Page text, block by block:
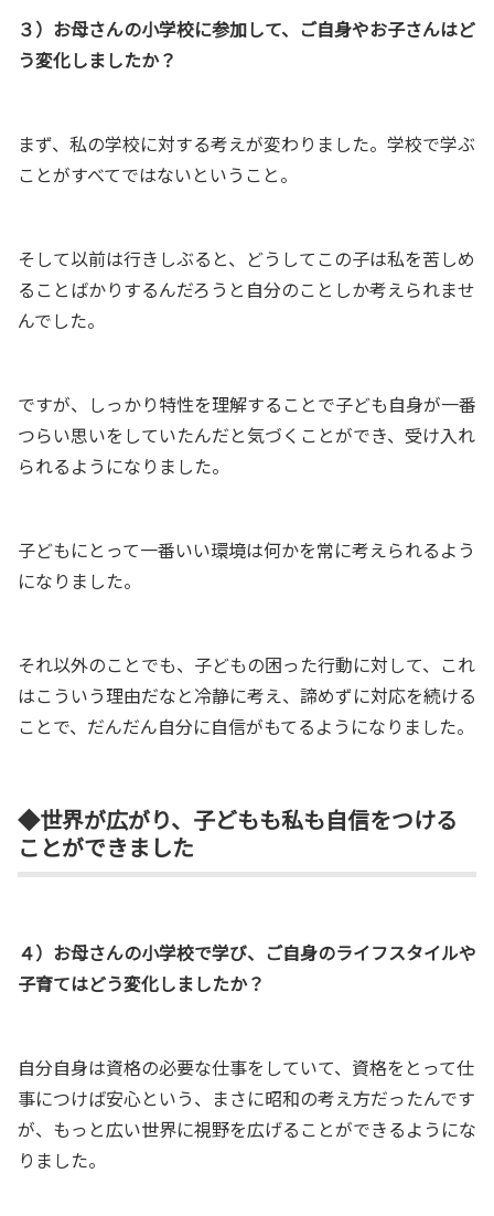
３）お母さんの小学校に参加して、ご自身やお子さんはど
う変化しましたか？
まず、私の学校に対する考えが変わりました。学校で学ぶ
ことがすべてではないということ。
そして以前は行きしぶると、どうしてこの子は私を苦しめ
ることばかりするんだろうと自分のことしか考えられませ
んでした。
ですが、しっかり特性を理解することで子ども自身が一番
つらい思いをしていたんだと気づくことができ、受け入れ
られるようになりました。
子どもにとって一番いい環境は何かを常に考えられるよう
になりました。
それ以外のことでも、子どもの困った行動に対して、これ
はこういう理由だなと冷静に考え、諦めずに対応を続ける
ことで、だんだん自分に自信がもてるようになりました。
◆世界が広がり、子どもも私も自信をつける
ことができました
４）お母さんの小学校で学び、ご自身のライフスタイルや
子育てはどう変化しましたか？
自分自身は資格の必要な仕事をしていて、資格をとって仕
事につけば安心という、まさに昭和の考え方だったんです
が、もっと広い世界に視野を広げることができるようにな
りました。